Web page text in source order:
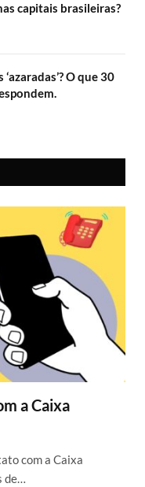
capitais brasileiras?
O que 30
a Caixa
com a Caixa
de…